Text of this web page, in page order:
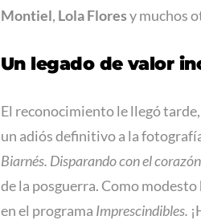
Montiel, Lola Floresy muchos
Un legado de valor
El reconocimiento le llegó
un adiós definitivo a la
Biarnés. Disparando con el
de la posguerra. Como
en el programa Imprescindibles.